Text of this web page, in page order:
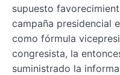
supuesto
campaña presidencial
como fórmula
congresista, la
suministrado la